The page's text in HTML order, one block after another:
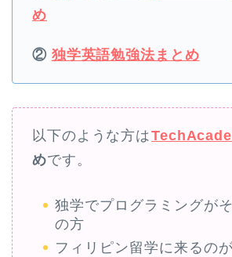
め
② 独学英語勉強法まとめ
以下のような方は
めです。
独学でプログラミングが
の方
フィリピン留学に来るの